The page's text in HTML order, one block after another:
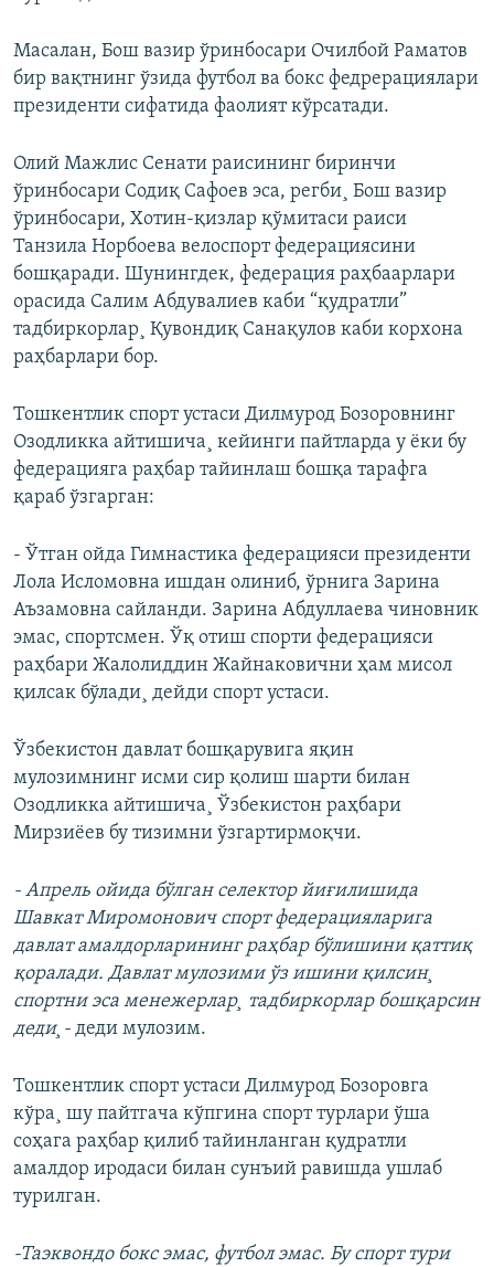
Масалан, Бош вазир ўринбосари Очилбой Раматов
бир вақтнинг ўзида футбол ва бокс федрерациялари
президенти сифатида фаолият кўрсатади.
Олий Мажлис Сенати раисининг биринчи
ўринбосари Содиқ Сафоев эса, регби¸ Бош вазир
ўринбосари, Хотин-қизлар қўмитаси раиси
Танзила Норбоева велоспорт федерациясини
бошқаради. Шунингдек, федерация раҳбаарлари
орасида Салим Абдувалиев каби “қудратли”
тадбиркорлар¸ Қувондиқ Санақулов каби корхона
раҳбарлари бор.
Тошкентлик спорт устаси Дилмурод Бозоровнинг
Озодликка айтишича¸ кейинги пайтларда у ёки бу
федерацияга раҳбар тайинлаш бошқа тарафга
қараб ўзгарган:
- Ўтган ойда Гимнастика федерацияси президенти
Лола Исломовна ишдан олиниб, ўрнига Зарина
Аъзамовна сайланди. Зарина Абдуллаева чиновник
эмас, спортсмен. Ўқ отиш спорти федерацияси
раҳбари Жалолиддин Жайнаковични ҳам мисол
қилсак бўлади¸ дейди спорт устаси.
Ўзбекистон давлат бошқарувига яқин
мулозимнинг исми сир қолиш шарти билан
Озодликка айтишича¸ Ўзбекистон раҳбари
Мирзиëев бу тизимни ўзгартирмоқчи.
- Апрель ойида бўлган селектор йиғилишида
Шавкат Миромонович спорт федерацияларига
давлат амалдорларининг раҳбар бўлишини қаттиқ
қоралади. Давлат мулозими ўз ишини қилсин¸
спортни эса менежерлар¸ тадбиркорлар бошқарсин
деди¸- деди мулозим.
Тошкентлик спорт устаси Дилмурод Бозоровга
кўра¸ шу пайтгача кўпгина спорт турлари ўша
соҳага раҳбар қилиб тайинланган қудратли
амалдор иродаси билан сунъий равишда ушлаб
турилган.
-Таэквондо бокс эмас, футбол эмас. Бу спорт тури